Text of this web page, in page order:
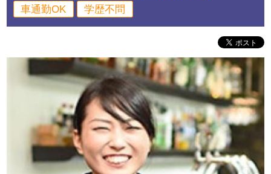
車通勤OK
学歴不問